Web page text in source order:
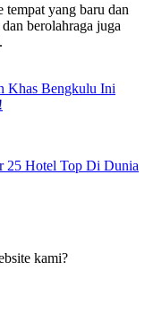
tempat yang baru dan
berolahraga juga
Khas Bengkulu Ini
25 Hotel Top Di Dunia
kami?